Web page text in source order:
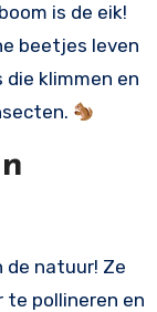
is de eik!
beetjes leven
klimmen en
de natuur! Ze
te pollineren en